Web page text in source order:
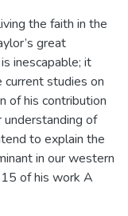
the faith in the
great
inescapable; it
studies on
of his contribution
of
to explain the
in our western
of his work A